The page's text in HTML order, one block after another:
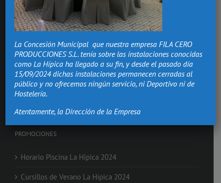
Hacemos de los momentos más importantes de tu vida,
Bodas Valencia
Salón Comuniones
Celebraciones
Eventos de Empresa
Nochevieja en Valencia
PROMOCIONES
Horario Piscina La Hipica 2024
Cursillos de Verano La Hípica 2024
La Concesión Municipal que nuestra empresa FILA CERO
PRODUCCIONES S.L. tenía sobre las instalaciones conocidas
como La Hípica ha llegado a su fin, y desde el pasado día
15/09/2024 dichas instalaciones permanecen cerradas al
público y no ofrecemos ningún servicio, ni Deportivo ni de
Hostelería.
Atentamente, la Dirección de la Empresa